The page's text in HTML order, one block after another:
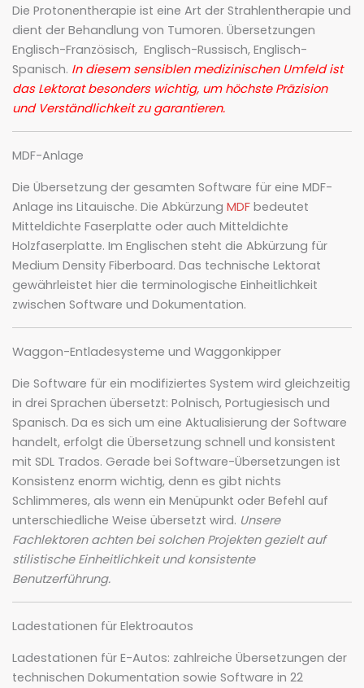
Die Protonentherapie ist eine Art der Strahlentherapie und
dient der Behandlung von Tumoren. Übersetzungen
Englisch-Französisch, Englisch-Russisch, Englisch-
Spanisch. In diesem sensiblen medizinischen Umfeld ist
das Lektorat besonders wichtig, um höchste Präzision
und Verständlichkeit zu garantieren.
MDF-Anlage
Die Übersetzung der gesamten Software für eine MDF-
Anlage ins Litauische. Die Abkürzung MDF bedeutet
Mitteldichte Faserplatte oder auch Mitteldichte
Holzfaserplatte. Im Englischen steht die Abkürzung für
Medium Density Fiberboard. Das technische Lektorat
gewährleistet hier die terminologische Einheitlichkeit
zwischen Software und Dokumentation.
Waggon-Entladesysteme und Waggonkipper
Die Software für ein modifiziertes System wird gleichzeitig
in drei Sprachen übersetzt: Polnisch, Portugiesisch und
Spanisch. Da es sich um eine Aktualisierung der Software
handelt, erfolgt die Übersetzung schnell und konsistent
mit SDL Trados. Gerade bei Software-Übersetzungen ist
Konsistenz enorm wichtig, denn es gibt nichts
Schlimmeres, als wenn ein Menüpunkt oder Befehl auf
unterschiedliche Weise übersetzt wird. Unsere
Fachlektoren achten bei solchen Projekten gezielt auf
stilistische Einheitlichkeit und konsistente
Benutzerführung.
Ladestationen für Elektroautos
Ladestationen für E-Autos: zahlreiche Übersetzungen der
technischen Dokumentation sowie Software in 22